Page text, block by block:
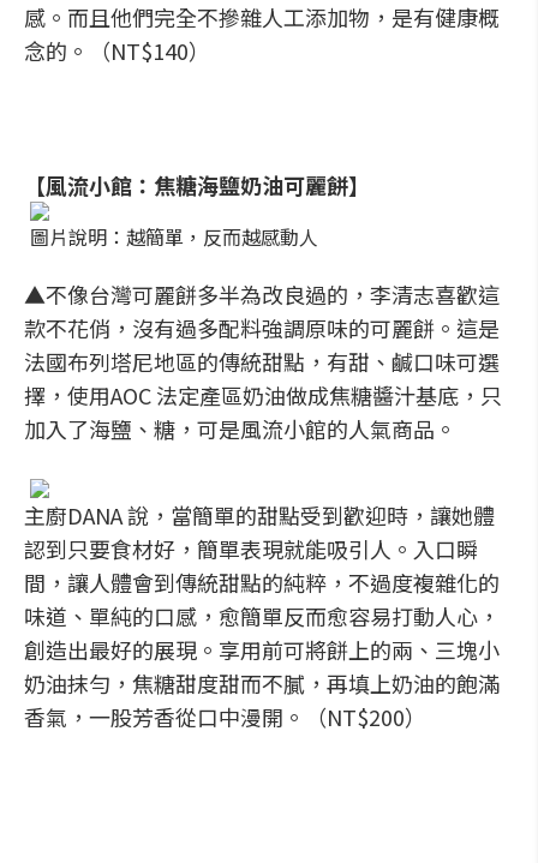
感。而且他們完全不摻雜人工添加物，是有健康概
念的。（NT$140）
【風流小館：焦糖海鹽奶油可麗餅】
圖片說明：越簡單，反而越感動人
▲不像台灣可麗餅多半為改良過的，李清志喜歡這
款不花俏，沒有過多配料強調原味的可麗餅。這是
法國布列塔尼地區的傳統甜點，有甜、鹹口味可選
擇，使用AOC 法定產區奶油做成焦糖醬汁基底，只
加入了海鹽、糖，可是風流小館的人氣商品。
主廚DANA 說，當簡單的甜點受到歡迎時，讓她體
認到只要食材好，簡單表現就能吸引人。入口瞬
間，讓人體會到傳統甜點的純粹，不過度複雜化的
味道、單純的口感，愈簡單反而愈容易打動人心，
創造出最好的展現。享用前可將餅上的兩、三塊小
奶油抹勻，焦糖甜度甜而不膩，再填上奶油的飽滿
香氣，一股芳香從口中漫開。（NT$200）